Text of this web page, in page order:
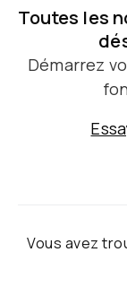
Toutes les
Démarrez
Vous avez